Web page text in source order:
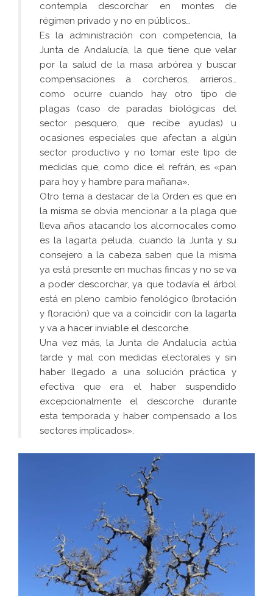
contempla descorchar en montes de
régimen privado y no en públicos…
Es la administración con competencia, la
Junta de Andalucía, la que tiene que velar
por la salud de la masa arbórea y buscar
compensaciones a corcheros, arrieros…
como ocurre cuando hay otro tipo de
plagas (caso de paradas biológicas del
sector pesquero, que recibe ayudas) u
ocasiones especiales que afectan a algún
sector productivo y no tomar este tipo de
medidas que, como dice el refrán, es «pan
para hoy y hambre para mañana».
Otro tema a destacar de la Orden es que en
la misma se obvia mencionar a la plaga que
lleva años atacando los alcornocales como
es la lagarta peluda, cuando la Junta y su
consejero a la cabeza saben que la misma
ya está presente en muchas fincas y no se va
a poder descorchar, ya que todavía el árbol
está en pleno cambio fenológico (brotación
y floración) que va a coincidir con la lagarta
y va a hacer inviable el descorche.
Una vez más, la Junta de Andalucía actúa
tarde y mal con medidas electorales y sin
haber llegado a una solución práctica y
efectiva que era el haber suspendido
excepcionalmente el descorche durante
esta temporada y haber compensado a los
sectores implicados».